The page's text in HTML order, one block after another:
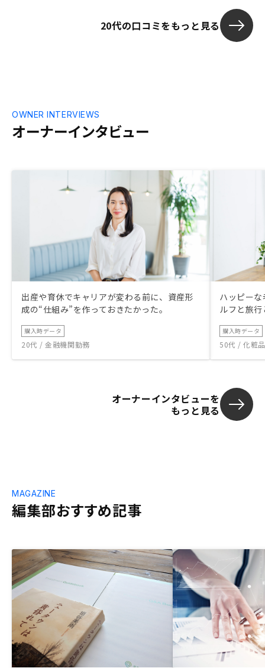
20代の口コミをもっと見る
オーナーインタビュー
OWNER INTERVIEWS
出産や育休でキャリアが変わる前に、資産形
成の“仕組み”を作っておきたかった。
購入時データ
20代 / 金融機関勤務
ハッピー
ルフと旅
購入時データ
50代 / 化粧
オーナーインタビューを
もっと見る
編集部おすすめ記事
MAGAZINE